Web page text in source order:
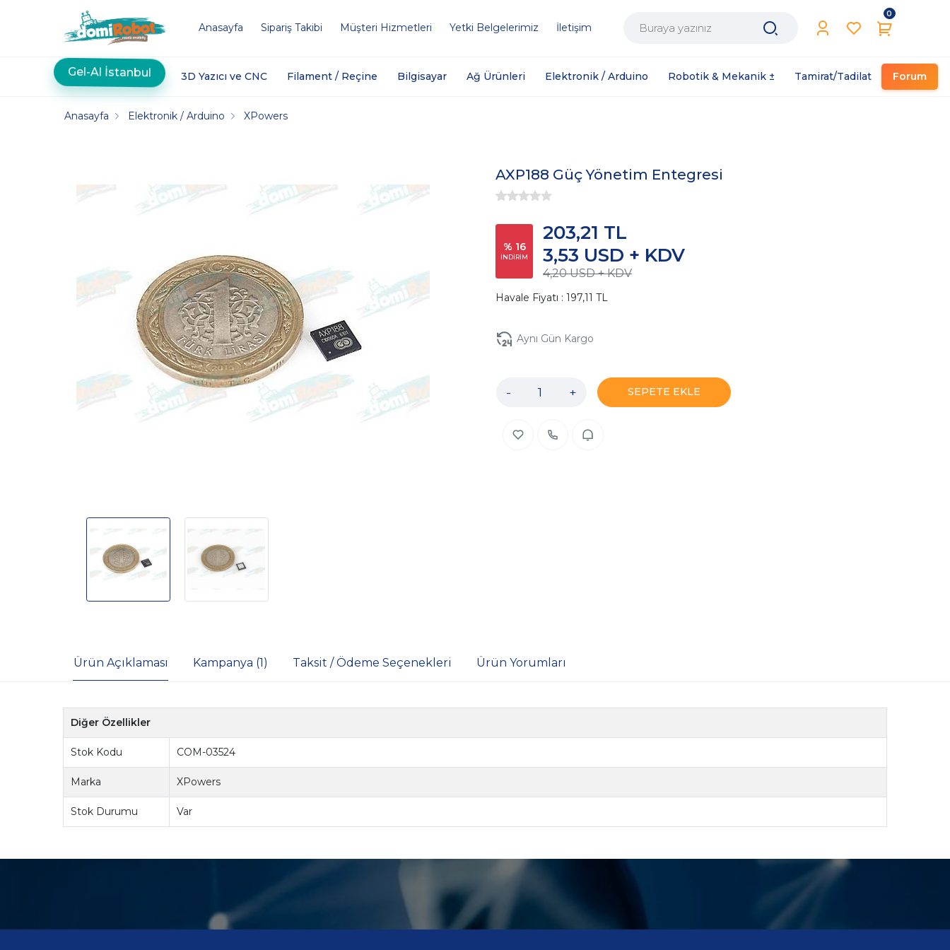
Anasayfa Sipariş Takibi Müşteri Hizmetleri Yetki Belgelerimiz İletişim
0
Gel-Al İstanbul 3D Yazıcı ve CNC Filament / Reçine Bilgisayar Ağ Ürünleri Elektronik / Arduino Robotik & Mekanik ± Tamirat/Tadilat Forum
Anasayfa Elektronik / Arduino XPowers
AXP188 Güç Yönetim Entegresi
% 16
İNDİRİM
4,20 USD + KDV
3,53 USD + KDV
203,21 TL
Havale Fiyatı : 197,11 TL
Aynı Gün Kargo
- + SEPETE EKLE
Ürün Açıklaması Kampanya (1) Taksit / Ödeme Seçenekleri Ürün Yorumları
Diğer Özellikler
Stok Kodu COM-03524
Marka XPowers
Stok Durumu Var